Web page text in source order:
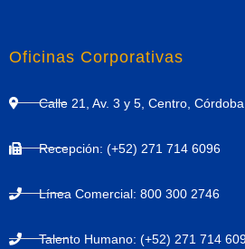
Oficinas Corporativas
Calle 21, Av. 3 y 5, Centro,
Recepción: (+52) 271 714 6096
Línea Comercial: 800 300 2746
Talento Humano: (+52) 271 714